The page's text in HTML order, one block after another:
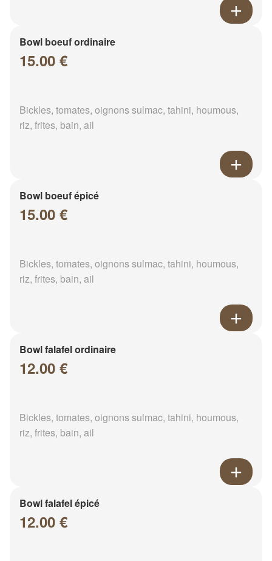
Bowl boeuf ordinaire
15.00 €
Bickles, tomates, oignons sulmac, tahini, houmous,
riz, frites, bain, ail
Bowl boeuf épicé
15.00 €
Bickles, tomates, oignons sulmac, tahini, houmous,
riz, frites, bain, ail
Bowl falafel ordinaire
12.00 €
Bickles, tomates, oignons sulmac, tahini, houmous,
riz, frites, bain, ail
Bowl falafel épicé
12.00 €